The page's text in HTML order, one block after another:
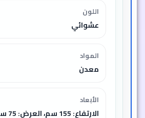
اللون
عشوائي
المواد
معدن
الأبعاد
الارتفاع: 155 سم، العرض: 75 سم